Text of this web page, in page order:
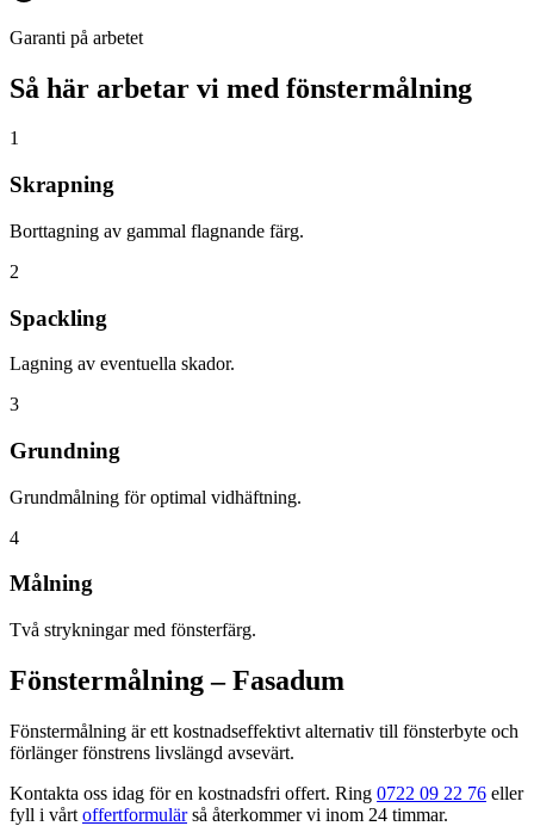
Garanti på arbetet
Så här arbetar vi med fönstermålning
1
Skrapning
Borttagning av gammal flagnande färg.
2
Spackling
Lagning av eventuella skador.
3
Grundning
Grundmålning för optimal vidhäftning.
4
Målning
Två strykningar med fönsterfärg.
Fönstermålning– Fasadum
Fönstermålning är ett kostnadseffektivt alternativ till fönsterbyte och
förlänger fönstrens livslängd avsevärt.
Kontakta oss idag för en kostnadsfri offert. Ring 0722 09 22 76 eller
fyll i vårt offertformulärså återkommer vi inom 24 timmar.